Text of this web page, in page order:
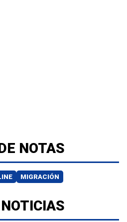
NOTAS
MIGRACIÓN